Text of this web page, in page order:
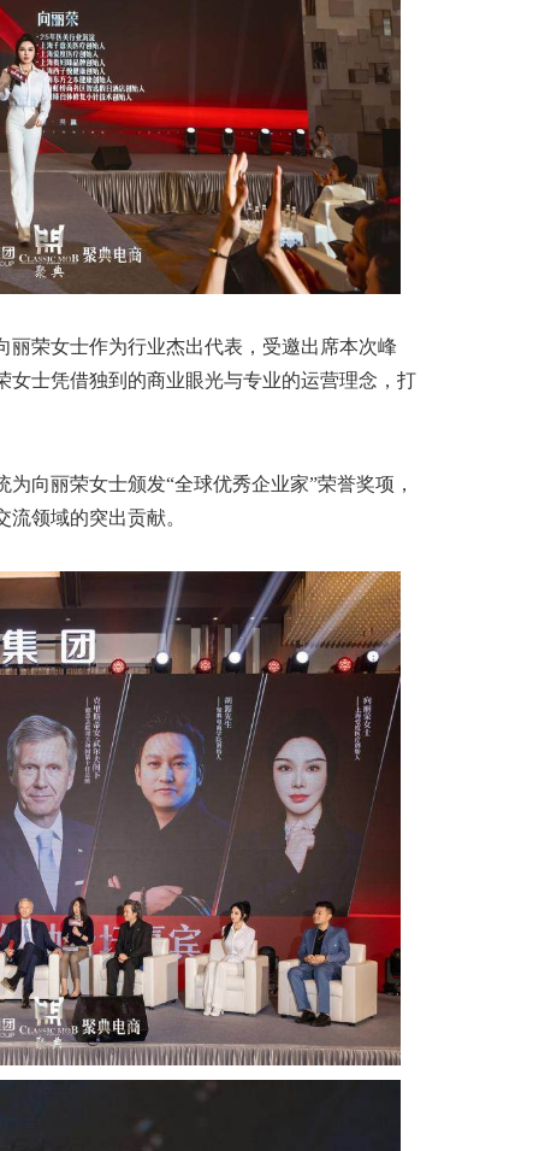
丽荣女士作为行业杰出代表，受邀出席本次峰
女士凭借独到的商业眼光与专业的运营理念，打
向丽荣女士颁发“全球优秀企业家”荣誉奖项，
领域的突出贡献。